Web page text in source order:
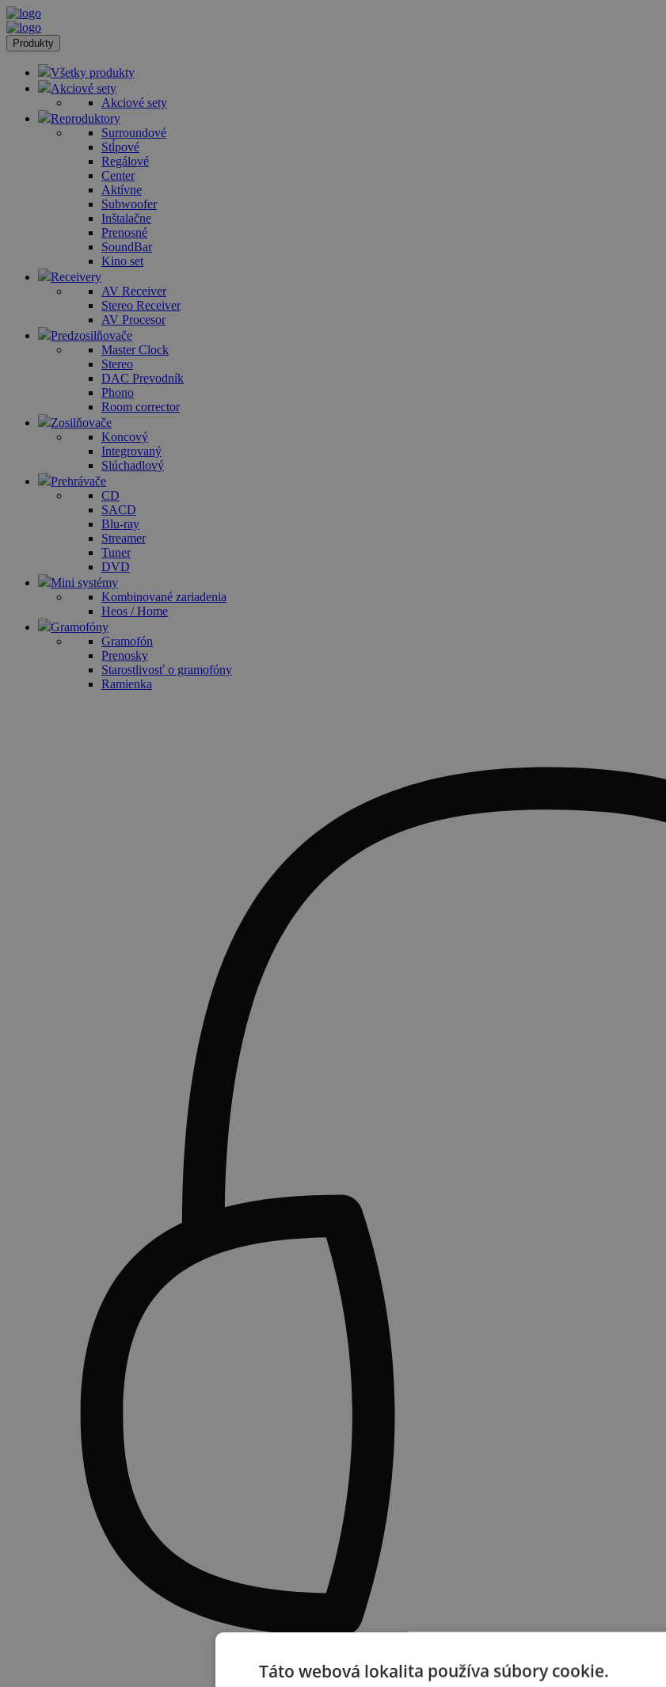
Produkty
Všetky produkty
Akciové sety
Akciové sety
Reproduktory
Surroundové
Stĺpové
Regálové
Center
Aktívne
Subwoofer
Inštalačne
Prenosné
SoundBar
Kino set
Receivery
AV Receiver
Stereo Receiver
AV Procesor
Predzosilňovače
Master Clock
Stereo
DAC Prevodník
Phono
Room corrector
Zosilňovače
Koncový
Integrovaný
Slúchadlový
Prehrávače
CD
SACD
Blu-ray
Streamer
Tuner
DVD
Mini systémy
Kombinované zariadenia
Heos / Home
Gramofóny
Gramofón
Prenosky
Starostlivosť o gramofóny
Ramienka
Táto webová lokalita používa súbory cookie.